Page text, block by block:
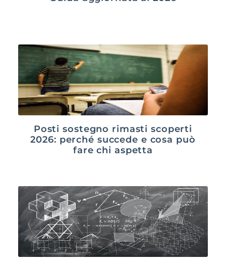
Posti sostegno rimasti scoperti
2026: perché succede e cosa può
fare chi aspetta